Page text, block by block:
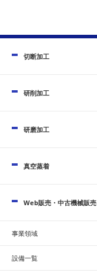
切断加工
研削加工
研磨加工
真空蒸着
Web販売・中古機械販売
事業領域
設備一覧